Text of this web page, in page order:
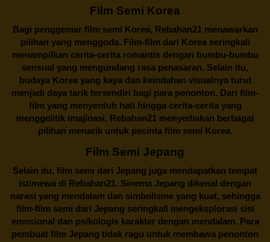
Film Semi Korea
Bagi penggemar film semi Korea, Rebahan21menawarkan
pilihan yang menggoda. Film-film dari Korea seringkali
menampilkan cerita-cerita romantis dengan bumbu-bumbu
sensual yang mengundang rasa penasaran. Selain itu,
budaya Korea yang kaya dan keindahan visualnya turut
menjadi daya tarik tersendiri bagi para penonton. Dari film-
film yang menyentuh hati hingga cerita-cerita yang
menggelitik imajinasi, Rebahan21 menyediakan berbagai
pilihan menarik untuk pecinta film semi Korea.
Film Semi Jepang
Selain itu, film semi dari Jepang juga mendapatkan tempat
istimewa di Rebahan21. Sinema Jepang dikenal dengan
narasi yang mendalam dan simbolisme yang kuat, sehingga
film-film semi dari Jepang seringkali mengeksplorasi sisi
emosional dan psikologis karakter dengan mendalam. Para
pembuat film Jepang tidak ragu untuk membawa penonton